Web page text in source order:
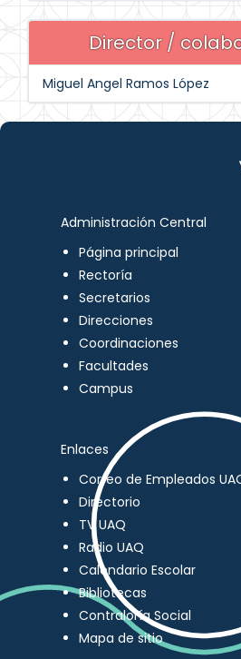
Director /
Miguel Angel Ramos López
Administración Central
Página principal
Rectoría
Secretarios
Direcciones
Coordinaciones
Facultades
Campus
Enlaces
Correo de Empleados
Directorio
TV UAQ
Radio UAQ
Calendario Escolar
Bibliotecas
Contraloría Social
Mapa de sitio